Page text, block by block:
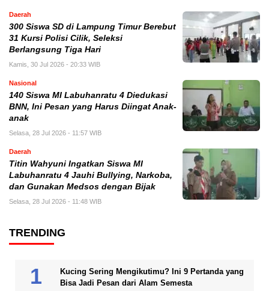
Daerah
300 Siswa SD di Lampung Timur Berebut
31 Kursi Polisi Cilik, Seleksi
Berlangsung Tiga Hari
Kamis, 30 Jul 2026 - 20:33 WIB
Nasional
140 Siswa MI Labuhanratu 4 Diedukasi
BNN, Ini Pesan yang Harus Diingat Anak-
anak
Selasa, 28 Jul 2026 - 11:57 WIB
Daerah
Titin Wahyuni Ingatkan Siswa MI
Labuhanratu 4 Jauhi Bullying, Narkoba,
dan Gunakan Medsos dengan Bijak
Selasa, 28 Jul 2026 - 11:48 WIB
TRENDING
Kucing Sering Mengikutimu? Ini 9 Pertanda yang
Bisa Jadi Pesan dari Alam Semesta